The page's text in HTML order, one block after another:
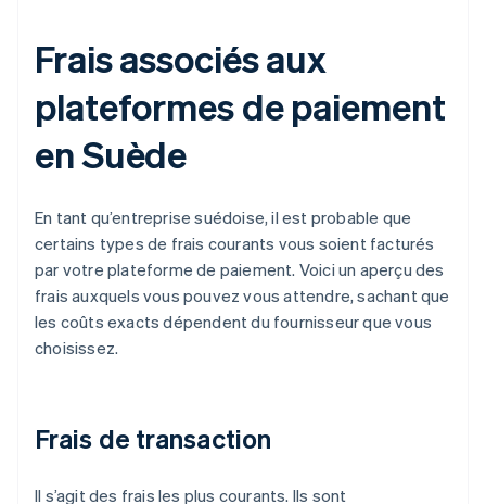
Frais associés aux
plateformes de paiement
en Suède
En tant qu’entreprise suédoise, il est probable que
certains types de frais courants vous soient facturés
par votre plateforme de paiement. Voici un aperçu des
frais auxquels vous pouvez vous attendre, sachant que
les coûts exacts dépendent du fournisseur que vous
choisissez.
Frais de transaction
Il s’agit des frais les plus courants. Ils sont